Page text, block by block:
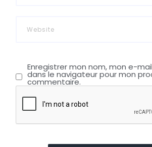
Enregistrer mon nom, mon e-
dans le navigateur pour mon
commentaire.